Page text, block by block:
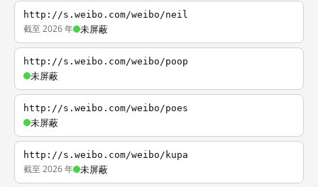
http://s.weibo.com/weibo/neil
截至 2026 年 未屏蔽
http://s.weibo.com/weibo/poop
未屏蔽
http://s.weibo.com/weibo/poes
未屏蔽
http://s.weibo.com/weibo/kupa
截至 2026 年 未屏蔽